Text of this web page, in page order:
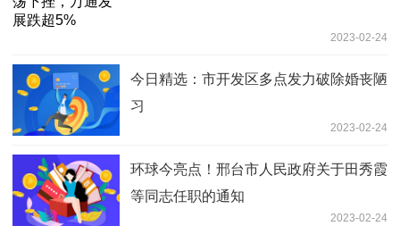
2023-02-24
今日精选：市开发区多点发力破除婚丧陋
习
2023-02-24
环球今亮点！邢台市人民政府关于田秀霞
等同志任职的通知
2023-02-24